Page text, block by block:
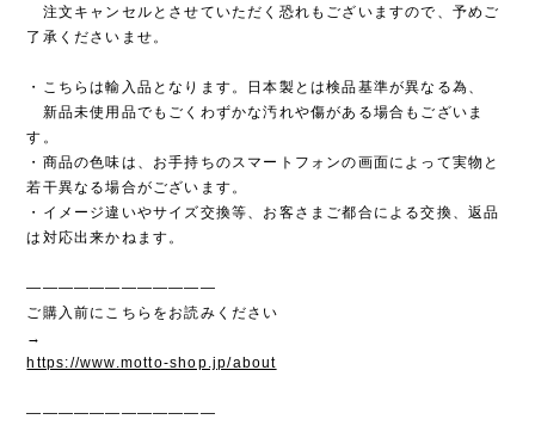
注文キャンセルとさせていただく恐れもございますので、予めご
了承くださいませ。
・こちらは輸入品となります。日本製とは検品基準が異なる為、
新品未使用品でもごくわずかな汚れや傷がある場合もございま
す。
・商品の色味は、お手持ちのスマートフォンの画面によって実物と
若干異なる場合がございます。
・イメージ違いやサイズ交換等、お客さまご都合による交換、返品
は対応出来かねます。
————————————
ご購入前にこちらをお読みください
→
https://www.motto-shop.jp/about
————————————